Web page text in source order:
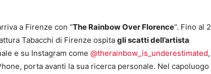
a Firenze con “The Rainbow Over Florence“. Fino al 2
Tabacchi di Firenze ospita gli scatti dell’artista
e su Instagram come @therainbow_is_underestimated,
porta avanti la sua ricerca personale. Nel capoluogo